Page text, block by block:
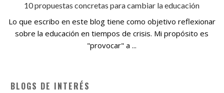
10 propuestas concretas para cambiar la educación
Lo que escribo en este blog tiene como objetivo reflexionar
sobre la educación en tiempos de crisis. Mi propósito es
"provocar" a ...
BLOGS DE INTERÉS